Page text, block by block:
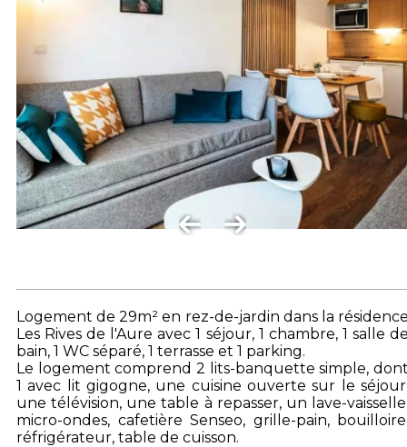
Logement de 29m² en rez-de-jardin dans la
Les Rives de l'Aure avec 1 séjour, 1 chambre, 1 salle
bain, 1 WC séparé, 1 terrasse et 1 parking.
Le logement comprend 2 lits-banquette simple,
1 avec lit gigogne, une cuisine ouverte sur le
une télévision, une table à repasser, un lave-
micro-ondes, cafetière Senseo, grille-pain,
réfrigérateur, table de cuisson.